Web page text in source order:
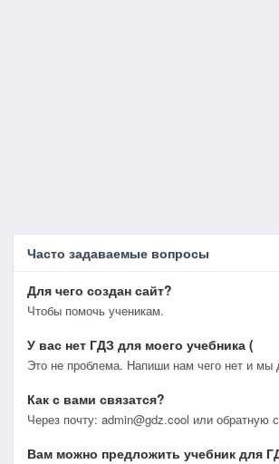
Часто задаваемые вопросы
Для чего создан сайт?
Чтобы помочь ученикам.
У вас нет ГДЗ для моего учебника (
Это не проблема. Напиши нам чего нет и мы
Как с вами связатся?
Через почту: admin@gdz.cool или обратную
Вам можно предложить учебник для